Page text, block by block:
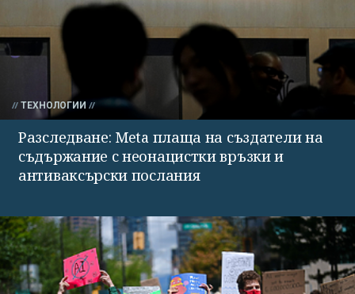
ТЕХНОЛОГИИ
Разследване: Meta плаща на създатели на
съдържание с неонацистки връзки и
антиваксърски послания